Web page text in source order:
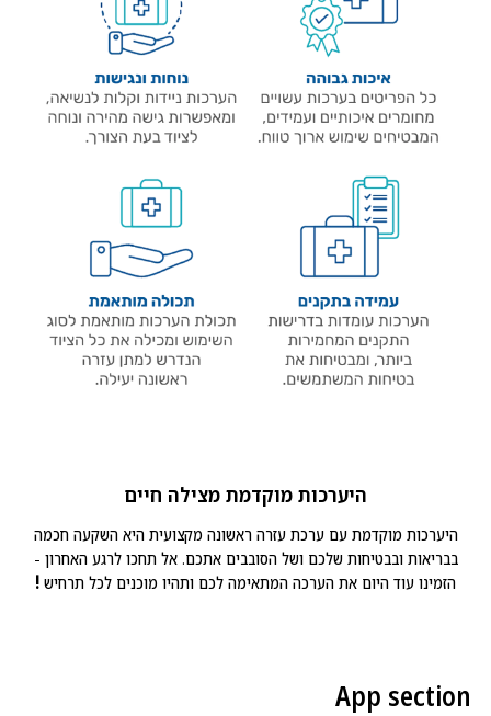
היערכות מוקדמת מצילה חיים
היערכות מוקדמת עם ערכת עזרה ראשונה מקצועית היא השקעה חכמה
בבריאות ובבטיחות שלכם ושל הסובבים אתכם. אל תחכו לרגע האחרון -
הזמינו עוד היום את הערכה המתאימה לכם ותהיו מוכנים לכל תרחיש !
App section